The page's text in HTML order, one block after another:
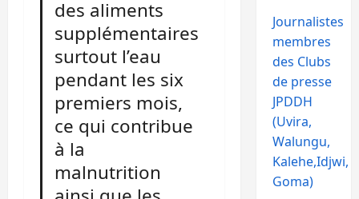
des aliments
supplémentaires
surtout l’eau
pendant les six
premiers mois,
ce qui contribue
à la
malnutrition
Journalistes
membres
des Clubs
de presse
JPDDH
(Uvira,
Walungu,
Kalehe,Idjwi,
Goma)